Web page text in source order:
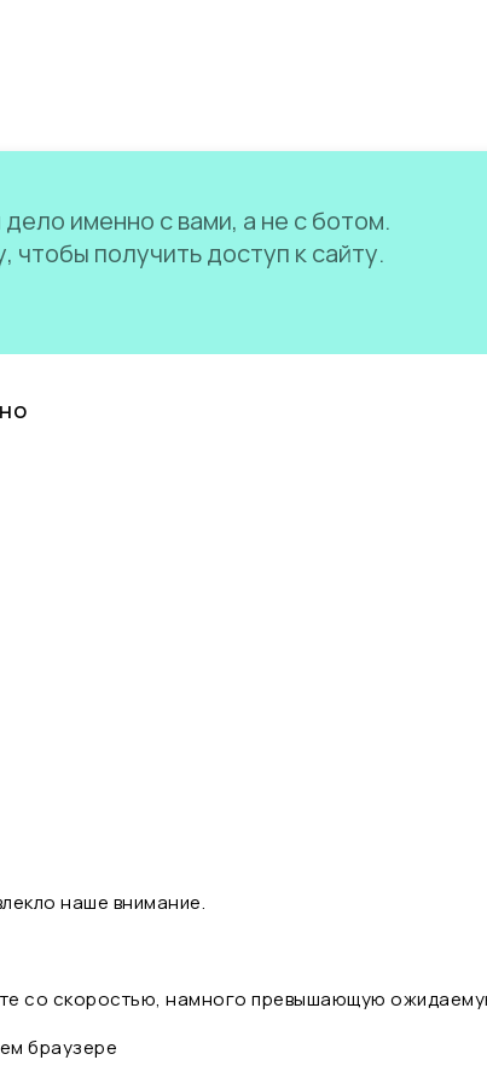
именно с вами, а не с ботом.
чтобы получить доступ к сайту.
наше внимание.
со скоростью, намного превышающую
браузере